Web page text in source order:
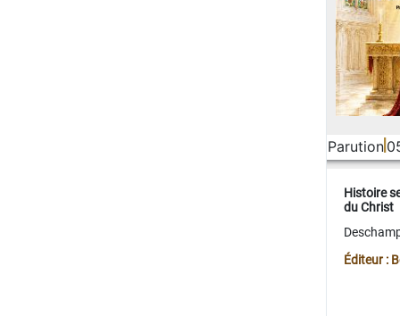
Parution
Histoire
du Christ
Éditeur :